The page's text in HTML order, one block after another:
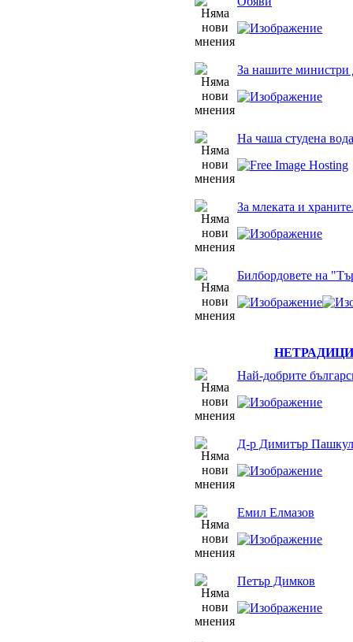
За нашите министри
На чаша студена вода
За млеката и
Билбордовете на
Най-добрите
Д-р Димитър
Емил Елмазов
Петър Димков